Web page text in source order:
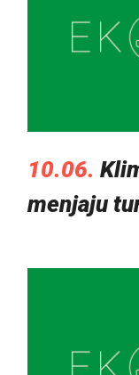
10.06.
menjaju